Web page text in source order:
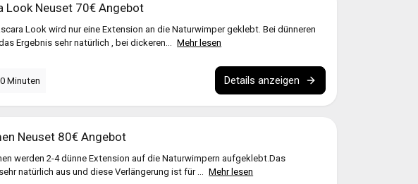
Look Neuset 70€ Angebot
Look wird nur eine Extension an die Naturwimper geklebt. Bei dünneren
Ergebnis sehr natürlich , bei dickeren... Mehr lesen
Minuten Details anzeigen
Neuset 80€ Angebot
werden 2-4 dünne Extension auf die Naturwimpern aufgeklebt.Das
natürlich aus und diese Verlängerung ist für ... Mehr lesen